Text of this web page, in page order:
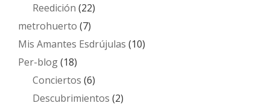
Reedición (22)
metrohuerto (7)
Mis Amantes Esdrújulas (10)
Per-blog(18)
Conciertos (6)
Descubrimientos (2)